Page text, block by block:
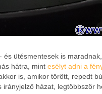
ütésmentesek is
hátra, mint esélyt adni a
is, amikor törött, repedt
házat, legtöbbször